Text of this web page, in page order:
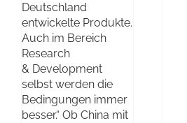
Deutschland
entwickelte Produkte.
Auch im Bereich
Research
& Development
selbst werden die
Bedingungen immer
besser.“ Ob China mit